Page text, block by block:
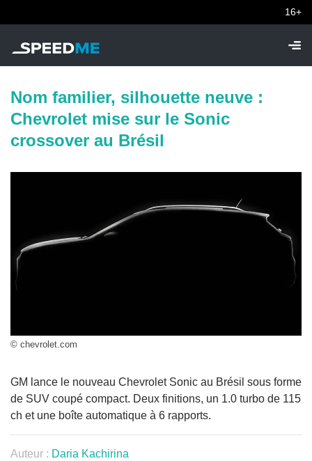
16+
Nom familier, silhouette neuve :
Chevrolet mise sur le Sonic
crossover au Brésil
© chevrolet.com
GM lance le nouveau Chevrolet Sonic au Brésil sous forme
de SUV coupé compact. Deux finitions, un 1.0 turbo de 115
ch et une boîte automatique à 6 rapports.
Auteur : Daria Kachirina